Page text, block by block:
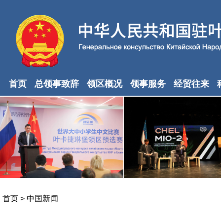
首页 总领事致辞 领区概况 领事服务 经贸往来
首页 > 中国新闻